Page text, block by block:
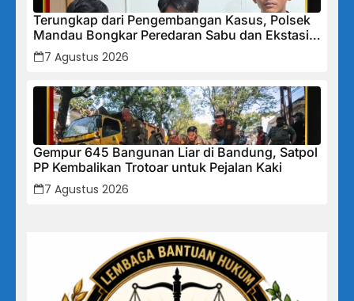
Terungkap dari Pengembangan Kasus, Polsek
Mandau Bongkar Peredaran Sabu dan Ekstasi
di Air Jamban, Tiga Pelaku Diamankan
7 Agustus 2026
Gempur 645 Bangunan Liar di Bandung, Satpol
PP Kembalikan Trotoar untuk Pejalan Kaki
7 Agustus 2026